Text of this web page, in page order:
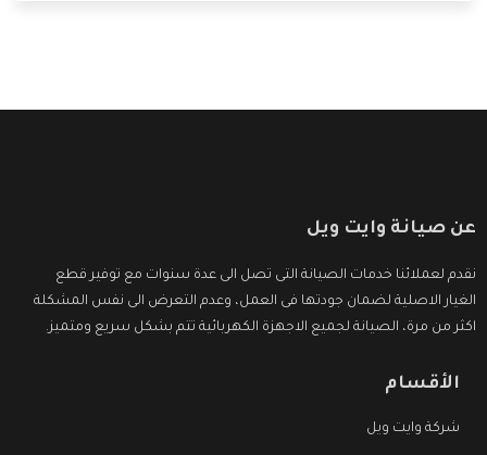
عن صيانة وايت ويل
نقدم لعملائنا خدمات الصيانة التى تصل الى عدة سنوات مع توفير قطع
الغيار الاصلية لضمان جودتها فى العمل، وعدم التعرض الى نفس المشكلة
اكثر من مرة، الصيانة لجميع الاجهزة الكهربائية تتم بشكل سريع ومتميز.
الأقسام
شركة وايت ويل